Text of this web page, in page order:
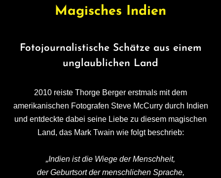
Magisches Indien
Fotojournalistische Schätze aus einem
unglaublichen Land
2010 reiste Thorge Berger erstmals mit dem
amerikanischen Fotografen Steve McCurry durch Indien
und entdeckte dabei seine Liebe zu diesem magischen
Land, das Mark Twain wie folgt beschrieb:
„Indien ist die Wiege der Menschheit,
der Geburtsort der menschlichen Sprache,